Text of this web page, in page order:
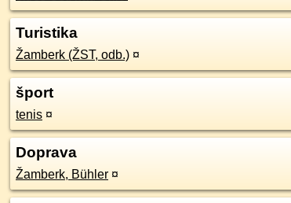
Turistika
Žamberk (ŽST, odb.) ¤
šport
tenis ¤
Doprava
Žamberk, Bühler ¤